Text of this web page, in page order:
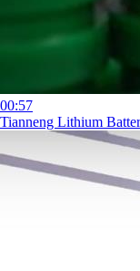
00:57
Tianneng Lithium